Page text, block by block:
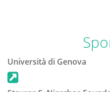
Università di Genova